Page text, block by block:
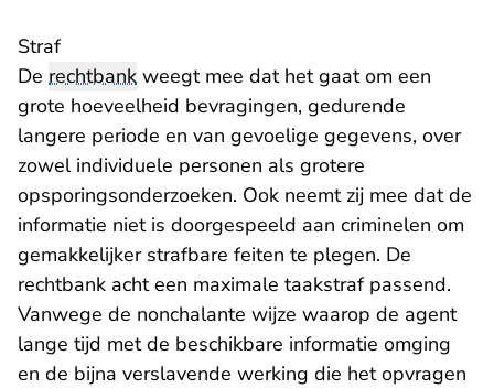
Straf
De rechtbank weegt mee dat het gaat om een
grote hoeveelheid bevragingen, gedurende
langere periode en van gevoelige gegevens, over
zowel individuele personen als grotere
opsporingsonderzoeken. Ook neemt zij mee dat de
informatie niet is doorgespeeld aan criminelen om
gemakkelijker strafbare feiten te plegen. De
rechtbank acht een maximale taakstraf passend.
Vanwege de nonchalante wijze waarop de agent
lange tijd met de beschikbare informatie omging
en de bijna verslavende werking die het opvragen